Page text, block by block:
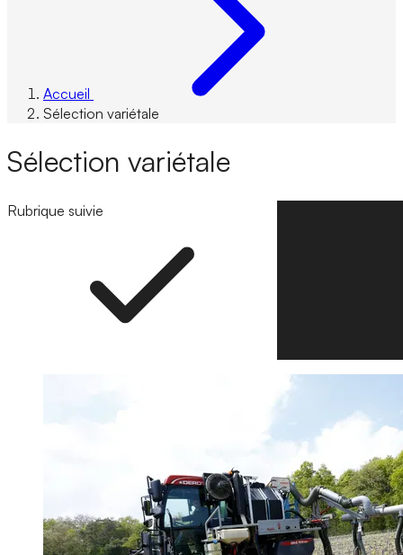
Accueil
Sélection variétale
Sélection variétale
Rubrique suivie